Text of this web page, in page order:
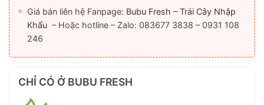
Giá bán liên hệ Fanpage: Bubu Fresh – Trái Cây Nhập
Khẩu – Hoặc hotline – Zalo: 083677 3838 – 0931 108
246
CHỈ CÓ Ở BUBU FRESH